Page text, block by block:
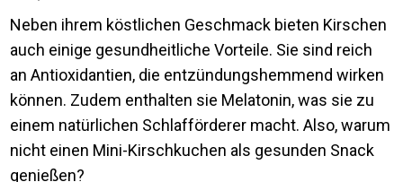
Neben ihrem köstlichen Geschmack bieten Kirschen
auch einige gesundheitliche Vorteile. Sie sind reich
an Antioxidantien, die entzündungshemmend wirken
können. Zudem enthalten sie Melatonin, was sie zu
einem natürlichen Schlafförderer macht. Also, warum
nicht einen Mini-Kirschkuchen als gesunden Snack
genießen?